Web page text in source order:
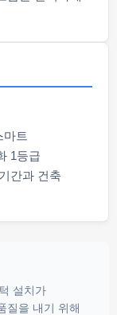
마트
1등급
간과 건축
설치가
질을 내기 위해